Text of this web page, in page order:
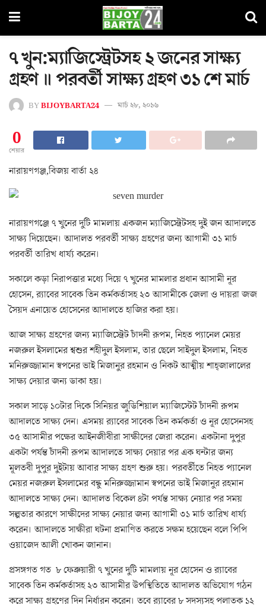
৭ খুন:ম্যাজিস্ট্রেটসহ ২ জনের সাক্ষ্য
গ্রহণ ॥ পরবর্তী সাক্ষ্য গ্রহণ ৩১ শে মার্চ
BYBIJOYBARTA24 মার্চ ২৮, ২০১৬
0
শেয়ার
নারায়ণগঞ্জ,বিজয় বার্তা ২৪
নারায়ণগঞ্জে ৭ খুনের দুটি মামলায় একজন ম্যাজিস্ট্রেটসহ দুই জন আদালতে
সাক্ষ্য দিয়েছেন। আদালত পরবর্তী সাক্ষ্য গ্রহণের জন্য আগামী ৩১ মার্চ
পরবর্তী তারিখ ধার্য্য করেন।
সকালে কড়া নিরাপত্তার মধ্যে দিয়ে ৭ খুনের মামলার প্রধান আসামী নূর
হোসেন, র‌্যাবের সাবেক তিন কর্মকর্তাসহ ২৩ আসামীকে জেলা ও দায়রা জজ
সৈয়দ এনায়েত হোসেনের আদালতে হাজির করা হয়।
আজ সাক্ষ্য গ্রহণের জন্য ম্যাজিস্ট্রেট চাঁদনী রূপম, নিহত প্যানেল মেয়র
নজরুল ইসলামের শ্বশুর শহীদুল ইসলাম, তার ছেলে সাইদুল ইসলাম, নিহত
মনিরুজ্জামান স্বপনের ভাই মিজানুর রহমান ও নিকট আত্মীয় শাহ্জালালের
সাক্ষ্য দেয়ার জন্য ডাকা হয়।
সকাল সাড়ে ১০টার দিকে সিনিয়র জুডিশিয়াল ম্যাজিস্টেট চাঁদনী রূপম
আদালতে সাক্ষ্য দেন। এসময় র‌্যাবের সাবেক তিন কর্মকর্তা ও নূর হোসেনসহ
৩৫ আসামীর পক্ষের আইনজীবীরা সাক্ষীদের জেরা করেন। একটানা দুপুর
একটা পর্যন্ত চাঁদনী রূপম আদালতে সাক্ষ্য দেয়ার পর এক ঘন্টার জন্য
মূলতবী দুপুর দুইটায় আবার সাক্ষ্য গ্রহণ শুরু হয়। পরবর্তীতে নিহত প্যানেল
মেয়র নজরুল ইসলামের বন্ধু মনিরুজ্জামান স্বপনের ভাই মিজানুর রহমান
আদালতে সাক্ষ্য দেন। আদালত বিকেল ৪টা পর্যন্ত সাক্ষ্য নেয়ার পর সময়
সল্পতার কারণে সাক্ষীদের সাক্ষ্য নেয়ার জন্য আগামী ৩১ মার্চ তারিখ ধার্য্য
করেন। আদালতে সাক্ষীরা ঘটনা প্রমাণিত করতে সক্ষম হয়েছেন বলে পিপি
ওয়াজেদ আলী খোকন জানান।
প্রসঙ্গগত গত ৮ ফেব্রুয়ারী ৭ খুনের দুটি মামলায় নূর হোসেন ও র‌্যাবের
সাবেক তিন কর্মকর্তাসহ ২৩ আসামীর উপস্থিতিতে আদালত অভিযোগ গঠন
করে সাক্ষ্য গ্রহণের দিন নির্ধারন করেন। তবে র‌্যাবের ৮ সদস্যসহ পলাতক ১২